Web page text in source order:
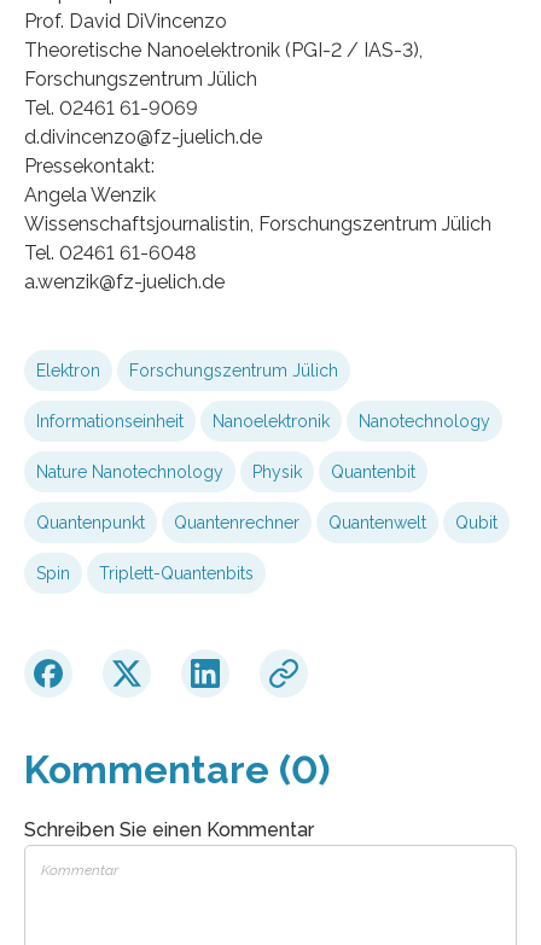
Prof. David DiVincenzo
Theoretische Nanoelektronik (PGI-2 / IAS-3),
Forschungszentrum Jülich
Tel. 02461 61-9069
d.divincenzo@fz-juelich.de
Pressekontakt:
Angela Wenzik
Wissenschaftsjournalistin, Forschungszentrum Jülich
Tel. 02461 61-6048
a.wenzik@fz-juelich.de
Elektron Forschungszentrum Jülich
Informationseinheit Nanoelektronik Nanotechnology
Nature Nanotechnology Physik Quantenbit
Quantenpunkt Quantenrechner Quantenwelt Qubit
Spin Triplett-Quantenbits
Kommentare (0)
Schreiben Sie einen Kommentar